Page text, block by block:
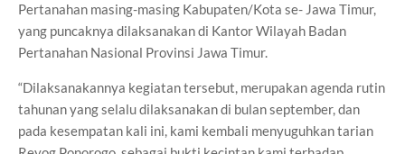
Pertanahan masing-masing Kabupaten/Kota se- Jawa Timur,
yang puncaknya dilaksanakan di Kantor Wilayah Badan
Pertanahan Nasional Provinsi Jawa Timur.
“Dilaksanakannya kegiatan tersebut, merupakan agenda rutin
tahunan yang selalu dilaksanakan di bulan september, dan
pada kesempatan kali ini, kami kembali menyuguhkan tarian